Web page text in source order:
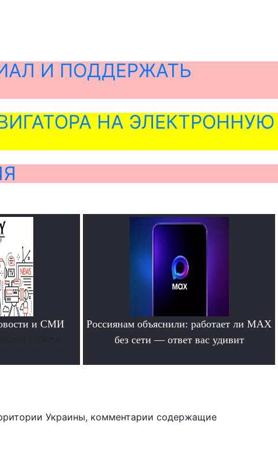
И ПОДДЕРЖАТЬ
НА ЭЛЕКТРОННУЮ
и СМИ
Россиянам объяснили: работает ли MAX
без сети — ответ вас удивит
Украины, комментарии содержащие